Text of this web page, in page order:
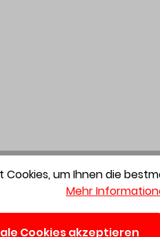
42553 Velbert, DE,
um Ihnen die
Mehr
Cookies akzeptieren